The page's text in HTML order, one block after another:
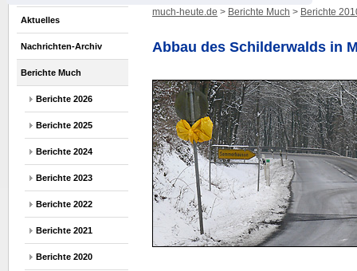
Aktuelles
Nachrichten-Archiv
Berichte Much
Berichte 2026
Berichte 2025
Berichte 2024
Berichte 2023
Berichte 2022
Berichte 2021
Berichte 2020
much-heute.de > Berichte Much > Berichte
Abbau des Schilderwalds in